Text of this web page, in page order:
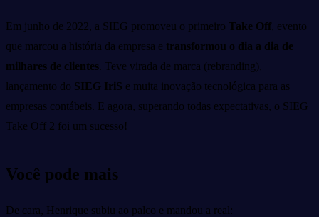
Em junho de 2022, a SIEG promoveu o primeiro Take Off, evento
que marcou a história da empresa e transformou o dia a dia de
milhares de clientes. Teve virada de marca (rebranding),
lançamento do SIEG IriS e muita inovação tecnológica para as
empresas contábeis. E agora, superando todas expectativas, o SIEG
Take Off 2 foi um sucesso!
Você pode mais
De cara, Henrique subiu ao palco e mandou a real: